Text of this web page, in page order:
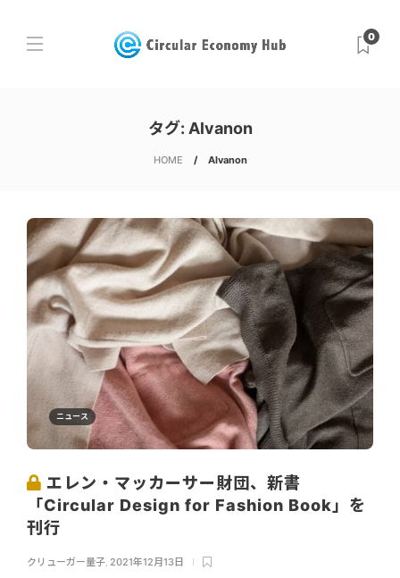
0
タグ: Alvanon
HOME Alvanon
ニュース
エレン・マッカーサー財団、新書
「Circular Design for Fashion Book」を
刊行
クリューガー量子 2021年12月13日